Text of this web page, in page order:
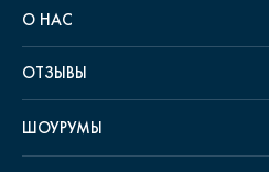
О НАС
ОТЗЫВЫ
ШОУРУМЫ